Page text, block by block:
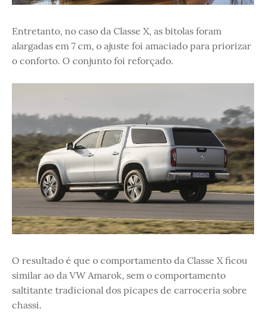
Entretanto, no caso da Classe X, as bitolas foram
alargadas em 7 cm, o ajuste foi amaciado para priorizar
o conforto. O conjunto foi reforçado.
O resultado é que o comportamento da Classe X ficou
similar ao da VW Amarok, sem o comportamento
saltitante tradicional dos picapes de carroceria sobre
chassi.